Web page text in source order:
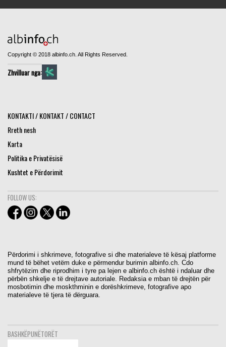
Copyright © 2018 albinfo.ch. All Rights Reserved.
Zhvilluar nga:
KONTAKTI / KONTAKT / CONTACT
Rreth nesh
Karta
Politika e Privatësisë
Kushtet e Përdorimit
FOLLOW US:
Përdorimi i shkrimeve, fotografive si dhe materialeve të kësaj platforme
mund të bëhet vetëm duke e përmendur burimin albinfo.ch. Cdo
shfrytëzim dhe riprodhim i tyre pa lejen e albinfo.ch është i ndaluar dhe
përbën shkelje e të drejtave autoriale. Redaksia e mban të drejtën për
mosbotimin dhe moskthminin e dorëshkrimeve, fotografive apo
materialeve të tjera të dërguara.
BASHKËPUNËTORËT